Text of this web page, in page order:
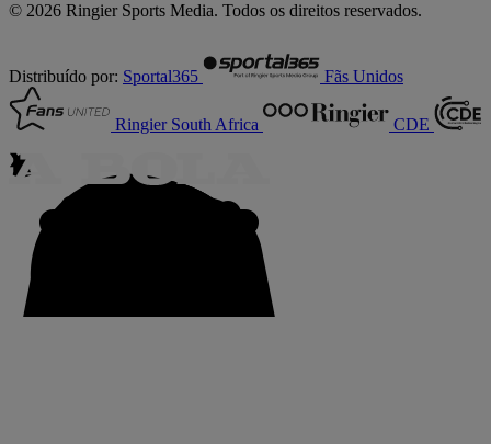
© 2026 Ringier Sports Media. Todos os direitos reservados.
Distribuído por: Sportal365 Fãs Unidos
Ringier South Africa CDE